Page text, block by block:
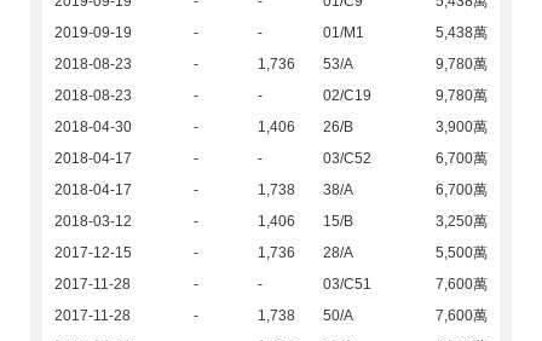
2019-09-19
- - 01/M1
5,438萬
2018-08-23
- 1,736 53/A
9,780萬
2018-08-23
- - 02/C19
9,780萬
2018-04-30
- 1,406 26/B
3,900萬
2018-04-17
- - 03/C52
6,700萬
2018-04-17
- 1,738 38/A
6,700萬
2018-03-12
- 1,406 15/B
3,250萬
2017-12-15
- 1,736 28/A
5,500萬
2017-11-28
- - 03/C51
7,600萬
2017-11-28
- 1,738 50/A
7,600萬